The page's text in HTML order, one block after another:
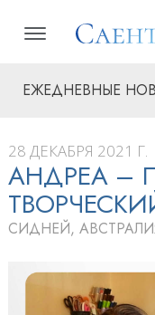
ЕЖЕДНЕВНЫЕ
28 ДЕКАБРЯ 2021 Г.
АНДРЕА –
СИДНЕЙ,